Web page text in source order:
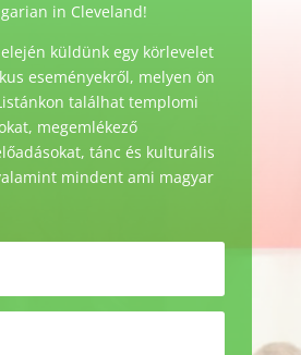
in Cleveland!
küldünk egy körlevelet
eseményekről, melyen ön
találhat templomi
megemlékező
tánc és kulturális
mindent ami magyar